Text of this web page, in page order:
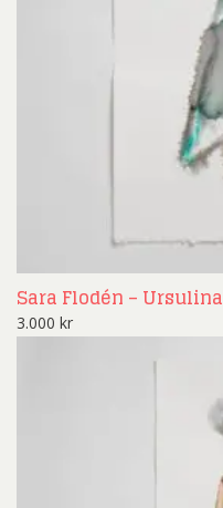
Sara Flodén – Ursulina
3.000 kr